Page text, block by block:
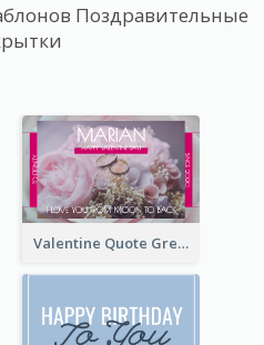
Поздравительные
Valentine Quote Greeting Card